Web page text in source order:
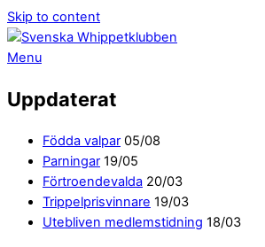
Skip to content
Menu
Uppdaterat
Födda valpar 05/08
Parningar 19/05
Förtroendevalda 20/03
Trippelprisvinnare 19/03
Utebliven medlemstidning 18/03